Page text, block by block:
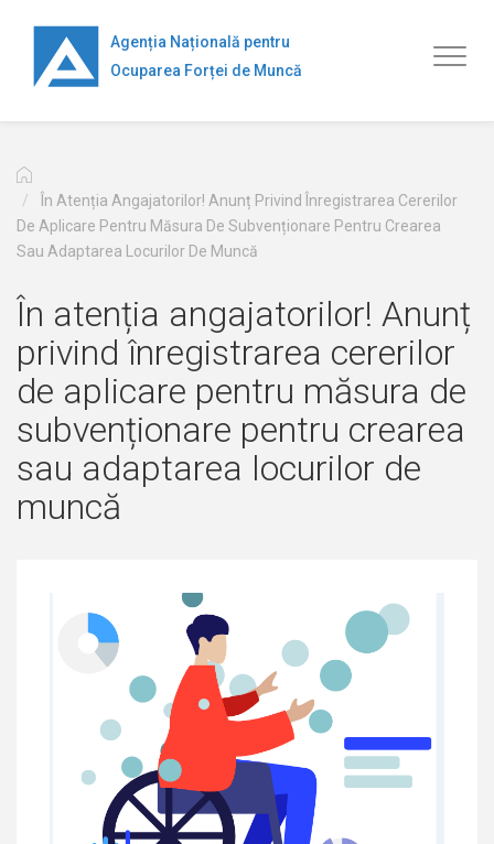
conţinutul
principal
Agenția Națională pentru
Ocuparea Forței de Muncă
În Atenția Angajatorilor! Anunț Privind Înregistrarea Cererilor
De Aplicare Pentru Măsura De Subvenționare Pentru Crearea
Sau Adaptarea Locurilor De Muncă
În atenția angajatorilor! Anunț
privind înregistrarea cererilor
de aplicare pentru măsura de
subvenționare pentru crearea
sau adaptarea locurilor de
muncă